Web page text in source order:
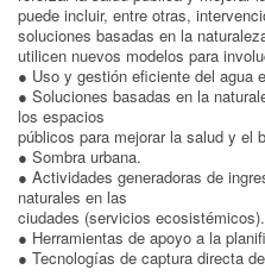
puede incluir, entre otras,
soluciones basadas en la
utilicen nuevos modelos para
● Uso y gestión eficiente del agua
● Soluciones basadas en la
los espacios
públicos para mejorar la salud y el
● Sombra urbana.
● Actividades generadoras de
naturales en las
ciudades (servicios ecosistémicos).
● Herramientas de apoyo a la
● Tecnologías de captura directa